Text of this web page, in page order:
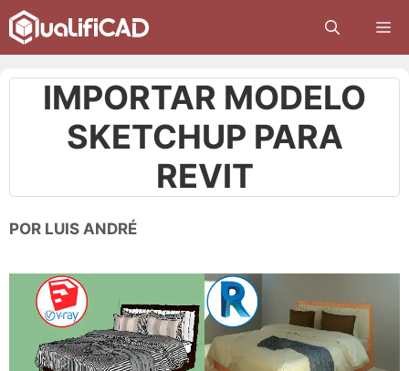
Pular
para
o
conteúdoIMPORTAR MODELO
SKETCHUP PARA
REVIT
POR LUIS ANDRÉ